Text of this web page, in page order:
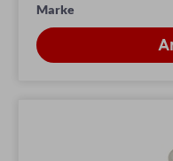
Marke